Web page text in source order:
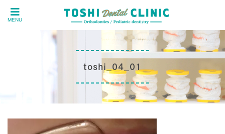
MENU
toshi_04_01